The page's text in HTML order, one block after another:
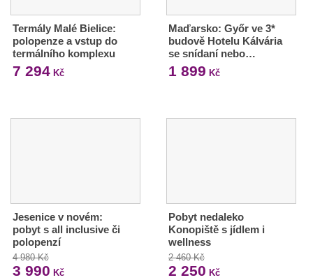
Termály Malé Bielice:
polopenze a vstup do
termálního komplexu
7 294 Kč
Maďarsko: Győr ve 3*
budově Hotelu Kálvária
se snídaní nebo…
1 899 Kč
Jesenice v novém:
pobyt s all inclusive či
polopenzí
4 980 Kč
3 990 Kč
Pobyt nedaleko
Konopiště s jídlem i
wellness
2 460 Kč
2 250 Kč